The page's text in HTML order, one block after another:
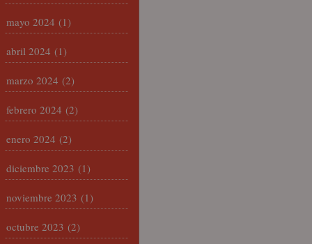
mayo 2024 (1)
abril 2024 (1)
marzo 2024 (2)
febrero 2024 (2)
enero 2024 (2)
diciembre 2023 (1)
noviembre 2023 (1)
octubre 2023 (2)